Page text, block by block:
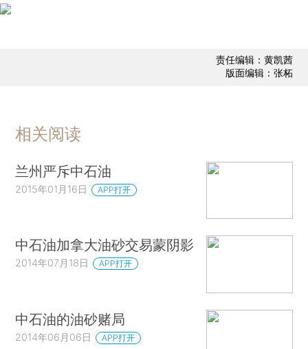
责任编辑：黄凯茜
版面编辑：张柘
相关阅读
兰州严斥中石油
2015年01月16日 APP打开
中石油加拿大油砂交易蒙阴影
2014年07月18日 APP打开
中石油的油砂赌局
2014年06月06日 APP打开